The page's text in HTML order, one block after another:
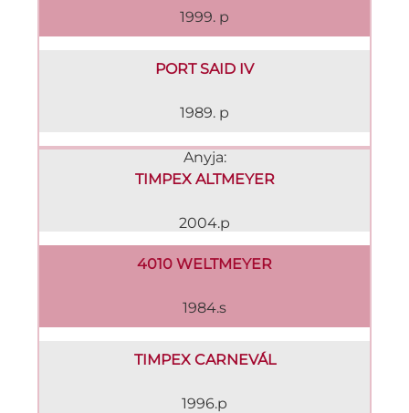
1999. p
PORT SAID IV
1989. p
Anyja:
TIMPEX ALTMEYER
2004.p
4010 WELTMEYER
1984.s
TIMPEX CARNEVÁL
1996.p